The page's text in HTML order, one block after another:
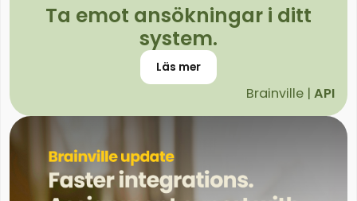
Ta emot ansökningar i ditt
system.
Läs mer
Brainville |API